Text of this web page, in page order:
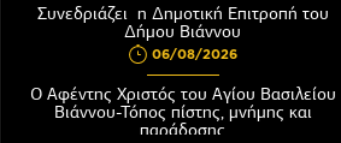
Συνεδριάζει η Δημοτική Επιτροπή του
Δήμου Βιάννου
06/08/2026
Ο Αφέντης Χριστός του Αγίου Βασιλείου
Βιάννου-Τόπος πίστης, μνήμης και
παράδοσης